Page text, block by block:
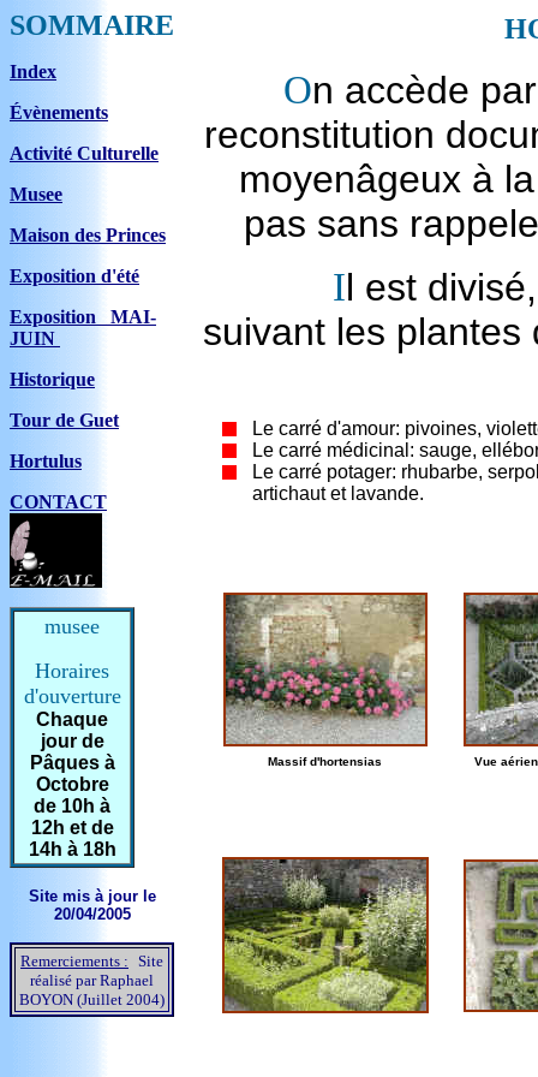
SOMMAIRE
Index
Évènements
Activité Culturelle
Musee
Maison des Princes
Exposition d'été
Exposition MAI-
JUIN
Historique
Tour de Guet
Hortulus
CONTACT
musee
Horaires
d'ouverture
Chaque
jour de
Pâques à
Octobre
de 10h à
12h et de
14h à 18h
Site mis à jour le
20/04/2005
Remerciements : Site
réalisé par Raphael
BOYON (Juillet 2004)
On accède
reconstitution
moyenâgeux à
pas sans
Il est
suivant les plantes
Le carré d'amour: pivoines,
Le carré médicinal: sauge,
Le carré potager: rhubarbe,
artichaut et lavande.
Massif d'hortensias Vue